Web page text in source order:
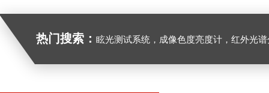
热门搜索： 眩光测试系统，成像色度亮度计，红外光谱分析仪，紫外光谱分析仪、医用光源光谱分析仪，光谱照度